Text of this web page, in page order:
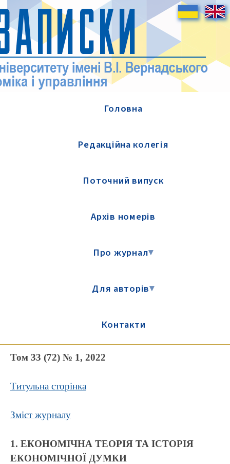
Головна
Редакційна колегія
Поточний випуск
Архів номерів
Про журнал▾
Для авторів▾
Контакти
Том 33 (72) № 1, 2022
Титульна сторінка
Зміст журналу
1. ЕКОНОМІЧНА ТЕОРІЯ ТА ІСТОРІЯ
ЕКОНОМІЧНОЇ ДУМКИ